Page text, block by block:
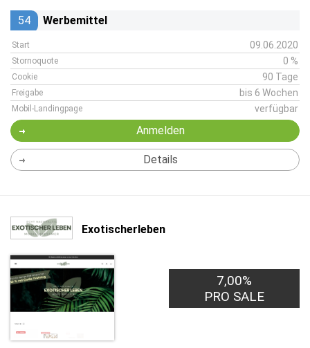
54 Werbemittel
Start 09.06.2020
Stornoquote 0 %
Cookie 90 Tage
Freigabe bis 6 Wochen
Mobil-Landingpage verfügbar
Anmelden
Details
Exotischerleben
7,00%
PRO SALE